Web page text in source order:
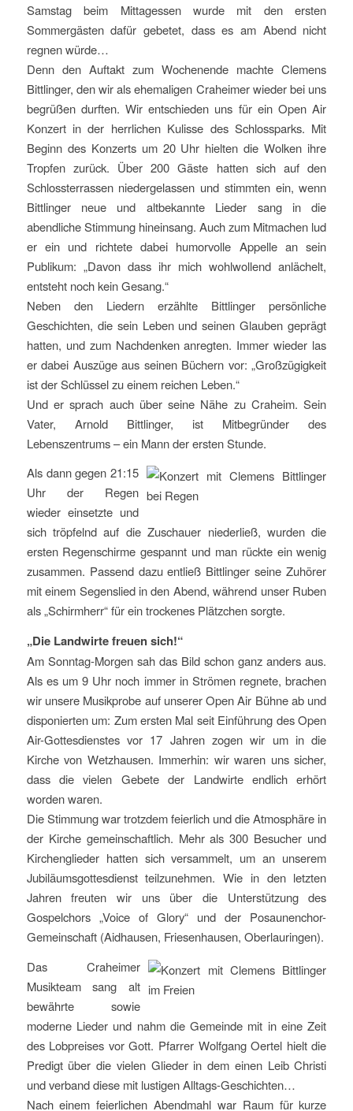
Samstag beim Mittagessen wurde mit den ersten
Sommergästen dafür gebetet, dass es am Abend nicht
regnen würde…
Denn den Auftakt zum Wochenende machte Clemens
Bittlinger, den wir als ehemaligen Craheimer wieder bei uns
begrüßen durften. Wir entschieden uns für ein Open Air
Konzert in der herrlichen Kulisse des Schlossparks. Mit
Beginn des Konzerts um 20 Uhr hielten die Wolken ihre
Tropfen zurück. Über 200 Gäste hatten sich auf den
Schlossterrassen niedergelassen und stimmten ein, wenn
Bittlinger neue und altbekannte Lieder sang in die
abendliche Stimmung hineinsang. Auch zum Mitmachen lud
er ein und richtete dabei humorvolle Appelle an sein
Publikum: „Davon dass ihr mich wohlwollend anlächelt,
entsteht noch kein Gesang.“
Neben den Liedern erzählte Bittlinger persönliche
Geschichten, die sein Leben und seinen Glauben geprägt
hatten, und zum Nachdenken anregten. Immer wieder las
er dabei Auszüge aus seinen Büchern vor: „Großzügigkeit
ist der Schlüssel zu einem reichen Leben.“
Und er sprach auch über seine Nähe zu Craheim. Sein
Vater, Arnold Bittlinger, ist Mitbegründer des
Lebenszentrums – ein Mann der ersten Stunde.
Als dann gegen 21:15
Uhr der Regen
wieder einsetzte und
sich tröpfelnd auf die Zuschauer niederließ, wurden die
ersten Regenschirme gespannt und man rückte ein wenig
zusammen. Passend dazu entließ Bittlinger seine Zuhörer
mit einem Segenslied in den Abend, während unser Ruben
als „Schirmherr“ für ein trockenes Plätzchen sorgte.
„Die Landwirte freuen sich!“
Am Sonntag-Morgen sah das Bild schon ganz anders aus.
Als es um 9 Uhr noch immer in Strömen regnete, brachen
wir unsere Musikprobe auf unserer Open Air Bühne ab und
disponierten um: Zum ersten Mal seit Einführung des Open
Air-Gottesdienstes vor 17 Jahren zogen wir um in die
Kirche von Wetzhausen. Immerhin: wir waren uns sicher,
dass die vielen Gebete der Landwirte endlich erhört
worden waren.
Die Stimmung war trotzdem feierlich und die Atmosphäre in
der Kirche gemeinschaftlich. Mehr als 300 Besucher und
Kirchenglieder hatten sich versammelt, um an unserem
Jubiläumsgottesdienst teilzunehmen. Wie in den letzten
Jahren freuten wir uns über die Unterstützung des
Gospelchors „Voice of Glory“ und der Posaunenchor-
Gemeinschaft (Aidhausen, Friesenhausen, Oberlauringen).
Das Craheimer
Musikteam sang alt
bewährte sowie
moderne Lieder und nahm die Gemeinde mit in eine Zeit
des Lobpreises vor Gott. Pfarrer Wolfgang Oertel hielt die
Predigt über die vielen Glieder in dem einen Leib Christi
und verband diese mit lustigen Alltags-Geschichten…
Nach einem feierlichen Abendmahl war Raum für kurze